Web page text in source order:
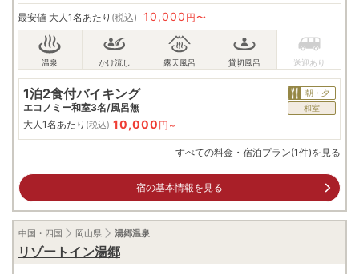
最安値 大人1名あたり (税込) 10,000 円〜
1泊2食付バイキング
エコノミー和室3名/風呂無
朝・夕
和室
大人1名あたり (税込) 10,000 円~
すべての料金・宿泊プラン(1件)を見る
宿の基本情報を見る
中国・四国 岡山県 湯郷温泉
リゾートイン湯郷